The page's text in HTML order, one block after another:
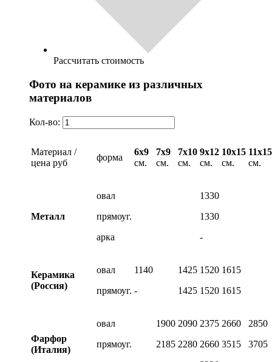
Рассчитать стоимость
Фото на керамике из различных
материалов
Кол-во:
Материал /
цена руб
форма
6х9
см.
7х9
см.
7х10
см.
9х12
см.
10х15
см.
11х15
см.
Металл
овал
прямоуг.
арка
1330
1330
-
Керамика
(Россия)
овал
прямоуг.
1140
-
1425
1425
1520
1520
1615
1615
Фарфор
(Италия)
овал
прямоуг.
1900
2185
2090
2280
2375
2660
2660
3515
2850
3705